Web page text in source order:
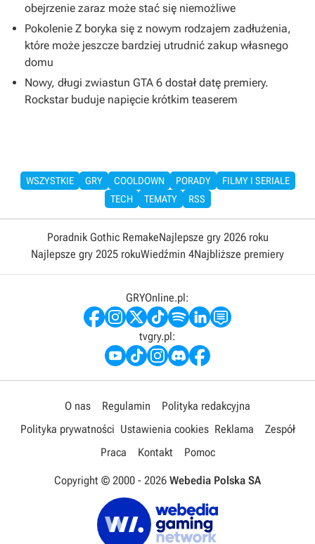
obejrzenie zaraz może stać się niemożliwe
Pokolenie Z boryka się z nowym rodzajem zadłużenia,
które może jeszcze bardziej utrudnić zakup własnego
domu
Nowy, długi zwiastun GTA 6 dostał datę premiery.
Rockstar buduje napięcie krótkim teaserem
WSZYSTKIE GRY COOLDOWN PORADY
FILMY I SERIALE
TECH
TEMATY RSS
Poradnik Gothic RemakeNajlepsze gry 2026 roku
Najlepsze gry 2025 rokuWiedźmin 4Najbliższe premiery
GRYOnline.pl:
tvgry.pl:
O nas Regulamin
Polityka redakcyjna
Polityka prywatności Ustawienia cookies Reklama
Zespół
Praca
Kontakt Pomoc
Copyright © 2000 - 2026 Webedia Polska SA